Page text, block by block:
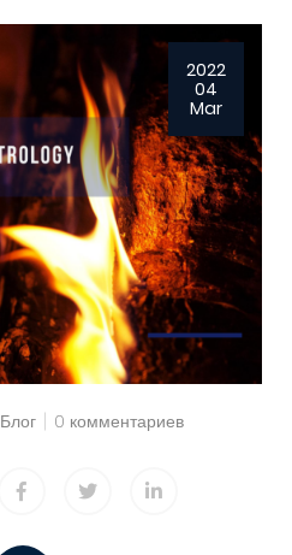
2022
04
Mar
Блог 0 комментариев